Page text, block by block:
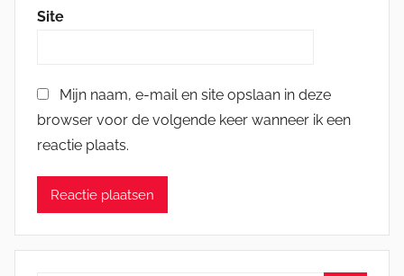
Site
Mijn naam, e-mail en site opslaan in deze
browser voor de volgende keer wanneer ik een
reactie plaats.